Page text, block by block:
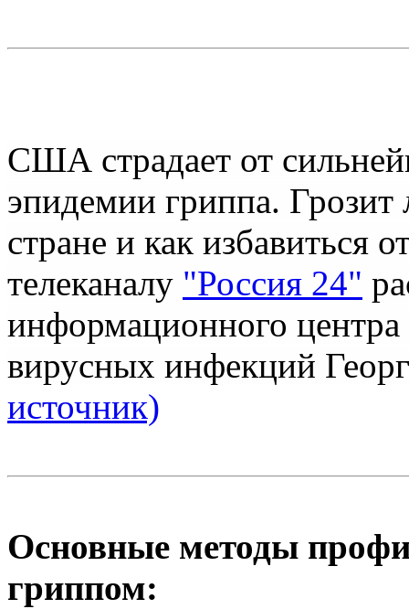
США страдает от
эпидемии гриппа. Грозит
стране и как избавиться
телеканалу "Россия 24"
информационного
вирусных инфекций
источник)
Основные методы
гриппом: